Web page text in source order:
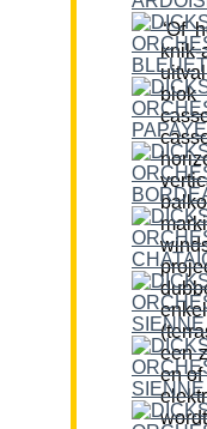
“Of
blok
een
en of